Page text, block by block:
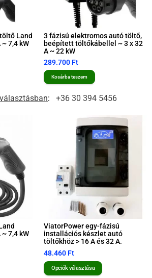
Land
7,4 kW
3 fázisú elektromos autó töltő,
beépített töltőkábellel ~ 3 x 32
A ~ 22 kW
289.700 Ft
Kosárba teszem
: +36 30 394 5456
7,4 kW
ViatorPower egy-fázisú
installációs készlet autó
töltőkhöz > 16 A és 32 A.
48.460 Ft
Opciók választása